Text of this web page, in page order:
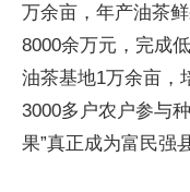
万余亩，年产油茶
8000余万元，完成
油茶基地1万余亩，
3000多户农户参与
果”真正成为富民强